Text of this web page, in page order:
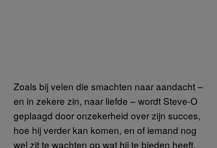
Zoals bij velen die smachten naar aandacht –
en in zekere zin, naar liefde – wordt Steve-O
geplaagd door onzekerheid over zijn succes,
hoe hij verder kan komen, en of iemand nog
wel zit te wachten op wat hij te bieden heeft.